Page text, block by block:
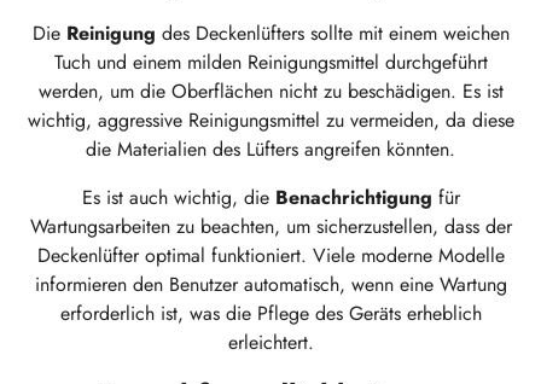
Die Reinigung des Deckenlüfters sollte mit einem weichen
Tuch und einem milden Reinigungsmittel durchgeführt
werden, um die Oberflächen nicht zu beschädigen. Es ist
wichtig, aggressive Reinigungsmittel zu vermeiden, da diese
die Materialien des Lüfters angreifen könnten.
Es ist auch wichtig, die Benachrichtigung für
Wartungsarbeiten zu beachten, um sicherzustellen, dass der
Deckenlüfter optimal funktioniert. Viele moderne Modelle
informieren den Benutzer automatisch, wenn eine Wartung
erforderlich ist, was die Pflege des Geräts erheblich
erleichtert.